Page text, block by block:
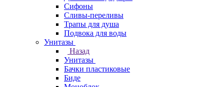
Сифоны
Сливы-переливы
Трапы для душа
Подвока для воды
Унитазы
Назад
Унитазы
Бачки пластиковые
Биде